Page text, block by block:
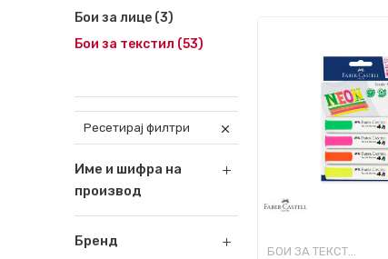
Бои за лице (3)
Бои за текстил (53)
Ресетирај филтри
Име и шифра на
производ
Бренд
БОИ ЗА ТЕКСТИЛ